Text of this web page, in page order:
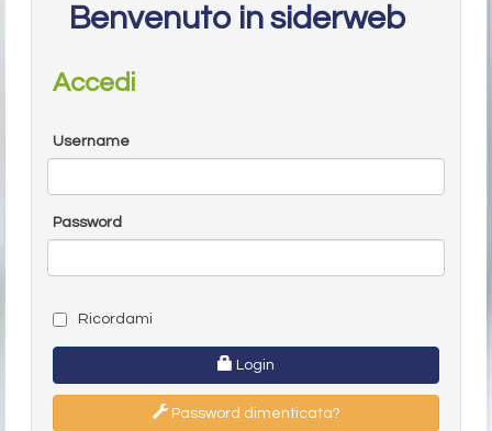
Benvenuto in siderweb
Accedi
Username
Password
Ricordami
Login
Password dimenticata?